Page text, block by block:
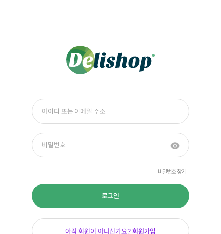
비밀번호 찾기
로그인
아직 회원이 아니신가요?회원가입